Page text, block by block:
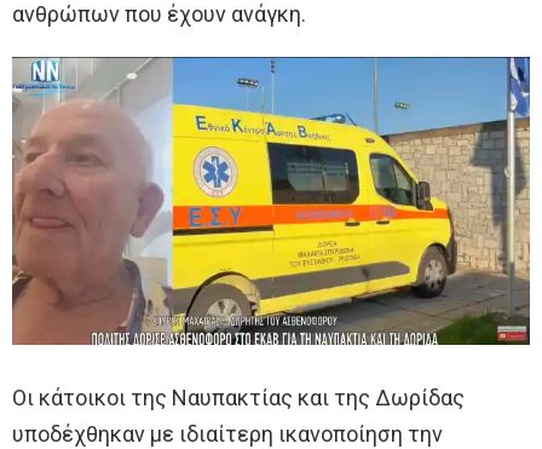
ανθρώπων που έχουν ανάγκη.
Οι κάτοικοι της Ναυπακτίας και της Δωρίδας
υποδέχθηκαν με ιδιαίτερη ικανοποίηση την